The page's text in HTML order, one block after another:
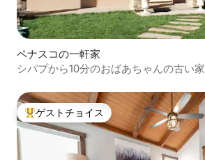
ペナスコの一軒家
シパプから10分のおばあちゃんの古い家
大好評のゲストチョイスです。
ゲストチョイス